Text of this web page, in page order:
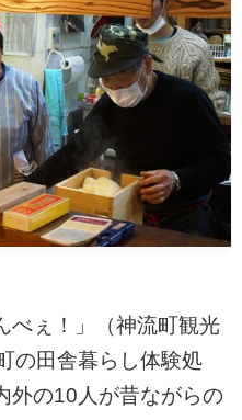
べぇ！」（神流町観光
の田舎暮らし体験処
外の10人が昔ながらの